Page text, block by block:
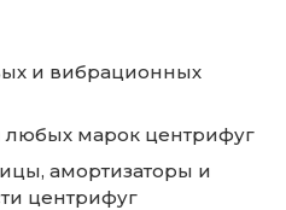
и вибрационных
марок центрифуг
амортизаторы и
центрифуг